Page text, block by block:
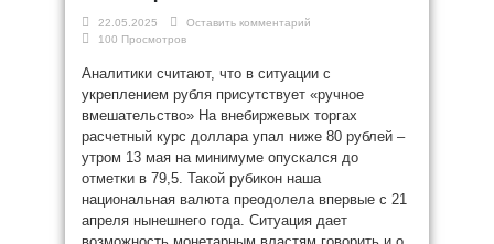
22.05.2025
Оставить комментарий
100 Просмотров
Аналитики считают, что в ситуации с
укреплением рубля присутствует «ручное
вмешательство» На внебиржевых торгах
расчетный курс доллара упал ниже 80 рублей –
утром 13 мая на минимуме опускался до
отметки в 79,5. Такой рубикон наша
национальная валюта преодолела впервые с 21
апреля нынешнего года. Ситуация дает